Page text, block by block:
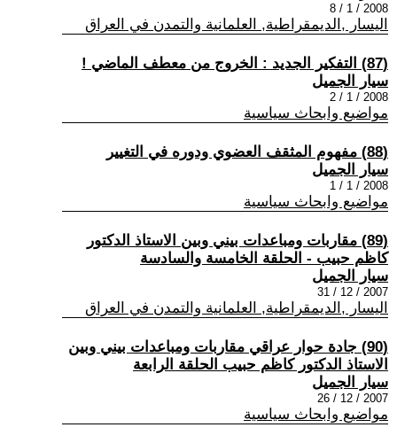
2008 / 1 / 8
اليسار ,الديمقراطية, العلمانية والتمدن في العراق
(87) التفكير الجديد : الخروج من معطف الماضي !
سيار الجميل
2008 / 1 / 2
مواضيع وابحاث سياسية
(88) مفهوم المثقف العضوي ودوره في التغيير
سيار الجميل
2008 / 1 / 1
مواضيع وابحاث سياسية
(89) مقاربات ومباعدات بيني وبين الاستاذ الدكتور
كاظم حبيب - الحلقة الخامسة والسادسة
سيار الجميل
2007 / 12 / 31
اليسار ,الديمقراطية, العلمانية والتمدن في العراق
(90) جادة حوار عراقي مقاربات ومباعدات بيني وبين
الاستاذ الدكتور كاظم حبيب الحلقة الرابعة
سيار الجميل
2007 / 12 / 26
مواضيع وابحاث سياسية